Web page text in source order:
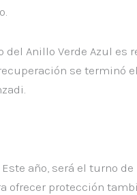
Anillo Verde Azul es
se terminó
año, será el turno
ofrecer protección